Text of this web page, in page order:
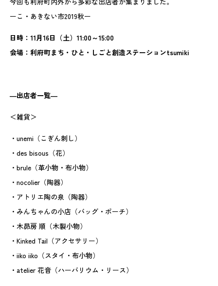
ーこ・あきない市2019秋ー
日時：11月16日（土）11:00～15:00
会場：利府町まち・ひと・しごと創造ステーションtsumiki
―出店者一覧―
＜雑貨＞
・unemi（こぎん刺し）
・des bisous（花）
・brule（革小物・布小物）
・nocolier（陶器）
・アトリエ陶の泉（陶器）
・みんちゃんの小店（バッグ・ポーチ）
・木昴房 順（木製小物）
・Kinked Tail（アクセサリー）
・iiko iiko（スタイ・布小物）
・atelier 花音（ハーバリウム・リース）